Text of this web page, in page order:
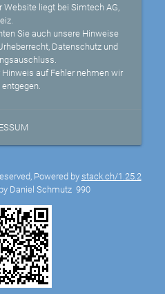
Website liegt bei Simtech AG,
Sie auch unsere Hinweise
Datenschutz und
Hinweis auf Fehler nehmen wir
Powered bystack.ch/1.25.2
Daniel Schmutz 990